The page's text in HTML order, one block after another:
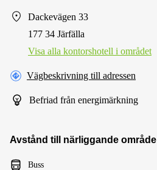
Dackevägen 33
177 34 Järfälla
Visa alla kontorshotell i området
Vägbeskrivning till adressen
Befriad från energimärkning
Avstånd till närliggande område
Buss